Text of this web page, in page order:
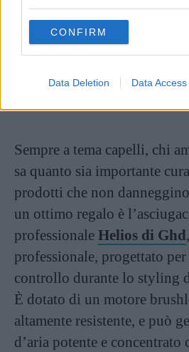
use your data for below specified
consent section.
CONFIRM
Data Deletion Data Access
Sempre a tema capelli, chi
sa quanto sia importante
prodotti che non
un ottimo regalo è
professionale Helios di Ghd
professionale, progettato
controllo durante lo styling
È dotato di un motore
altamente resistente, e può
d’aria potente e concentrato